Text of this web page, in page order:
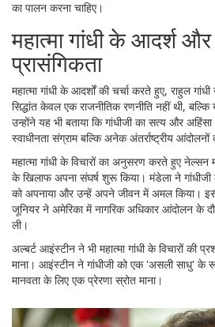
का पालन करना चाहिए।
महात्मा गांधी के आदर्श
प्रासंगिकता
महात्मा गांधी के आदर्शों की चर्चा करते हुए, राहुल
सिद्धांत केवल एक राजनीतिक रणनीति नहीं थी,
उन्होंने यह भी बताया कि गांधीजी का सत्य और
स्वाधीनता संग्राम बल्कि अनेक अंतर्राष्ट्रीय
महात्मा गांधी के विचारों का अनुसरण करते हुए
के खिलाफ अपना संघर्ष शुरू किया। मंडेला ने गांधीजी
को अपनाया और उन्हें अपने जीवन में अमल किया।
जूनियर ने अमेरिका में नागरिक अधिकार आंदोलन के
ली।
अल्बर्ट आइंस्टीन ने भी महात्मा गांधी के विचारों की
माना। आइंस्टीन ने गांधीजी को एक 'असली साधु' के
मानवता के लिए एक प्रेरणा स्रोत माना।